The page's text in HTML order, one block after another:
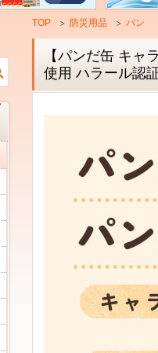
TOP 防災用品 パン
【パンだ缶 キャ
使用 ハラール認